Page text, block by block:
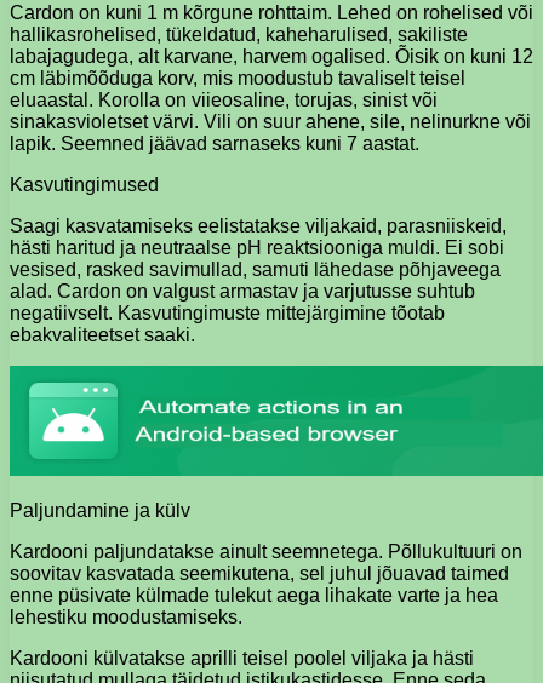
Cardon on kuni 1 m kõrgune rohttaim. Lehed on rohelised või
hallikasrohelised, tükeldatud, kaheharulised, sakiliste
labajagudega, alt karvane, harvem ogalised. Õisik on kuni 12
cm läbimõõduga korv, mis moodustub tavaliselt teisel
eluaastal. Korolla on viieosaline, torujas, sinist või
sinakasvioletset värvi. Vili on suur ahene, sile, nelinurkne või
lapik. Seemned jäävad sarnaseks kuni 7 aastat.
Kasvutingimused
Saagi kasvatamiseks eelistatakse viljakaid, parasniiskeid,
hästi haritud ja neutraalse pH reaktsiooniga muldi. Ei sobi
vesised, rasked savimullad, samuti lähedase põhjaveega
alad. Cardon on valgust armastav ja varjutusse suhtub
negatiivselt. Kasvutingimuste mittejärgimine tõotab
ebakvaliteetset saaki.
Paljundamine ja külv
Kardooni paljundatakse ainult seemnetega. Põllukultuuri on
soovitav kasvatada seemikutena, sel juhul jõuavad taimed
enne püsivate külmade tulekut aega lihakate varte ja hea
lehestiku moodustamiseks.
Kardooni külvatakse aprilli teisel poolel viljaka ja hästi